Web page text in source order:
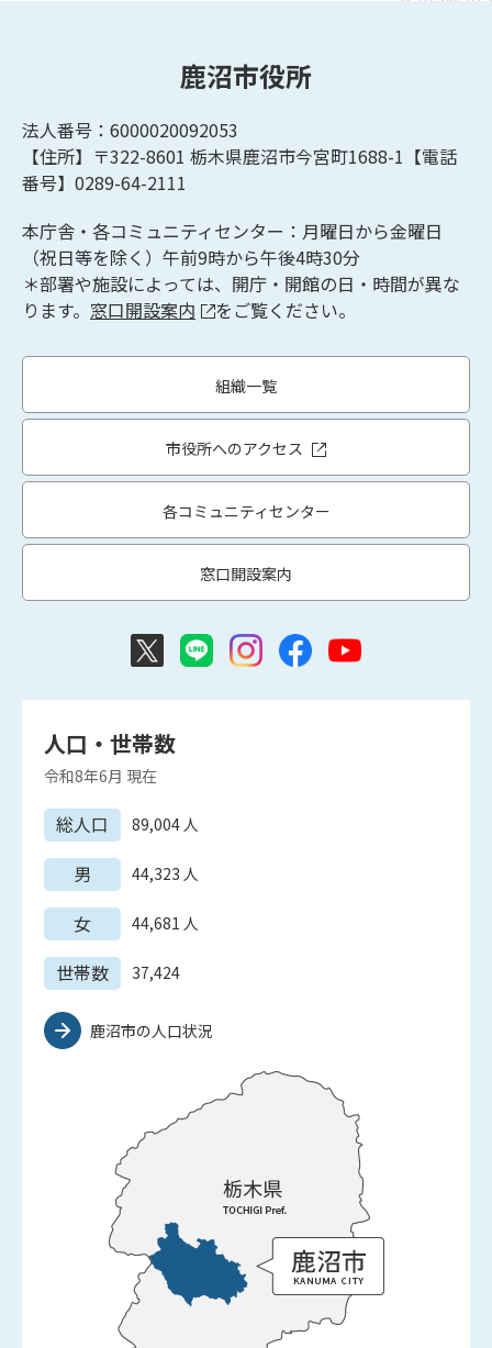
鹿沼市役所
法人番号：6000020092053
【住所】〒322-8601 栃木県鹿沼市今宮町1688-1【電話
番号】0289-64-2111
本庁舎・各コミュニティセンター：月曜日から金曜日
（祝日等を除く）午前9時から午後4時30分
＊部署や施設によっては、開庁・開館の日・時間が異な
ります。 窓口開設案内 をご覧ください。
組織一覧
市役所へのアクセス
各コミュニティセンター
窓口開設案内
人口・世帯数
令和8年6月 現在
総人口 89,004人
男 44,323 人
女 44,681 人
世帯数 37,424
鹿沼市の人口状況